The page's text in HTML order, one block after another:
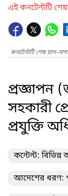
এই কনটেন্টটি
কনটেন্টটি শেষ হাল-
প্রজ্ঞাপন
সহকারী
প্রযুক্তি
কন্টেন্ট:
আদেশের ধরণ: